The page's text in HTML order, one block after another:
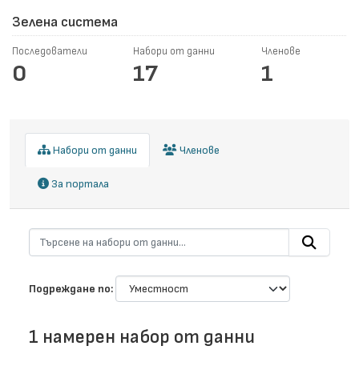
Зелена система
Последователи
0
Набори от данни
17
Членове
1
Набори от данни Членове
За портала
Подреждане по
1 намерен набор от данни